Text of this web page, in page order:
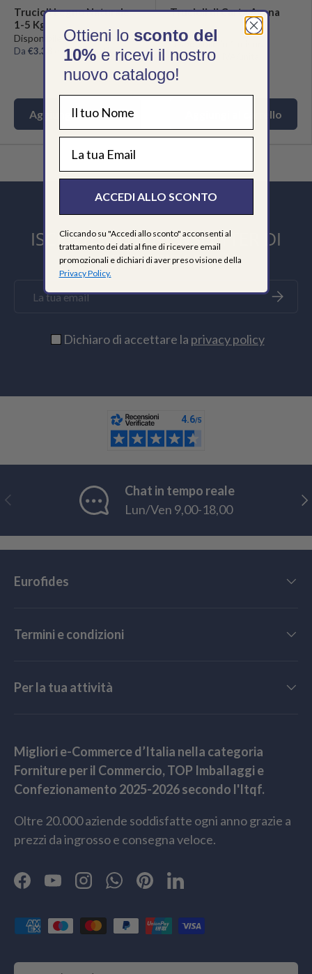
Trucioli Legno Naturale
1-5 Kg
Disponibile in 2 misure
Da €3.38 escl. IVA/unità
Aggiungi al carrello
Trucioli di Carta Avana
Disponibile in 1 misura
€21.90escl. IVA/unità
AvanaBianco
Aggiungi al carrello
ISCRIVITI ALLA NEWSLETTER DI
EUROFIDES
Iscriviti
Dichiaro di accettare la privacy policy
Indietro
Chat in tempo reale
Lun/Ven 9,00-18,00
Eurofides
Termini e condizioni
Per la tua attività
Migliori e-Commerce d’Italia nella categoria
Forniture per il Commercio, TOP Imballaggi e
Confezionamento 2025-2026 secondo l'Itqf.
Oltre 20.000 aziende soddisfatte ogni anno grazie a
prezzi da ingrosso e consegna veloce.
Facebook
YouTubeInstagramWhatsApp
PinterestLinkedIn
Metodi di pagamento accettati
Ottieni lo sconto del
10%e ricevi il nostro
nuovo catalogo!
ACCEDI ALLO SCONTO
Cliccando su "Accedi allo sconto" acconsenti al
trattamento dei dati al fine di ricevere email
promozionali e dichiari di aver preso visione della
Privacy Policy.